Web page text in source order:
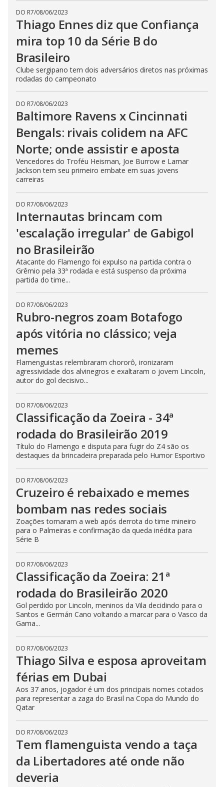
DO R7/08/06/2023
Thiago Ennes diz que Confiança
mira top 10 da Série B do
Brasileiro
Clube sergipano tem dois adversários diretos nas próximas
rodadas do campeonato
DO R7/08/06/2023
Baltimore Ravens x Cincinnati
Bengals: rivais colidem na AFC
Norte; onde assistir e aposta
Vencedores do Troféu Heisman, Joe Burrow e Lamar
Jackson tem seu primeiro embate em suas jovens
carreiras
DO R7/08/06/2023
Internautas brincam com
'escalação irregular' de Gabigol
no Brasileirão
Atacante do Flamengo foi expulso na partida contra o
Grêmio pela 33ª rodada e está suspenso da próxima
partida do time...
DO R7/08/06/2023
Rubro-negros zoam Botafogo
após vitória no clássico; veja
memes
Flamenguistas relembraram chororô, ironizaram
agressividade dos alvinegros e exaltaram o jovem Lincoln,
autor do gol decisivo...
DO R7/08/06/2023
Classificação da Zoeira - 34ª
rodada do Brasileirão 2019
Título do Flamengo e disputa para fugir do Z4 são os
destaques da brincadeira preparada pelo Humor Esportivo
DO R7/08/06/2023
Cruzeiro é rebaixado e memes
bombam nas redes sociais
Zoações tomaram a web após derrota do time mineiro
para o Palmeiras e confirmação da queda inédita para
Série B
DO R7/08/06/2023
Classificação da Zoeira: 21ª
rodada do Brasileirão 2020
Gol perdido por Lincoln, meninos da Vila decidindo para o
Santos e Germán Cano voltando a marcar para o Vasco da
Gama...
DO R7/08/06/2023
Thiago Silva e esposa aproveitam
férias em Dubai
Aos 37 anos, jogador é um dos principais nomes cotados
para representar a zaga do Brasil na Copa do Mundo do
Qatar
DO R7/08/06/2023
Tem flamenguista vendo a taça
da Libertadores até onde não
deveria